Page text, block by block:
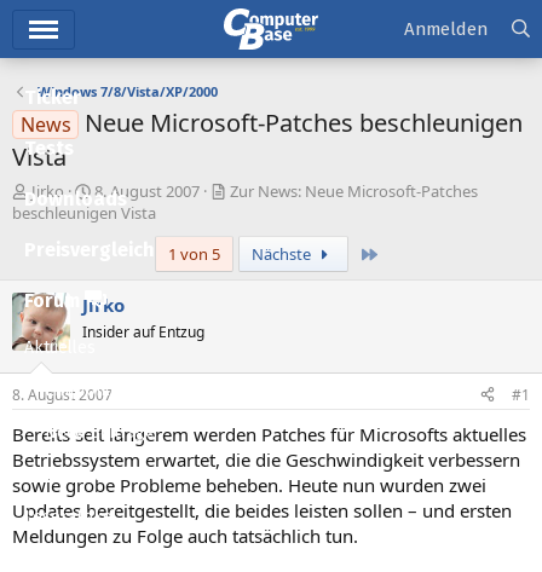
Ticker
Tests
Downloads
Forum
Aktuelles
Empfohlene Inhalte
Neue Beiträge
Neueste Aktivitäten
Leserartikel
Anmelden
Windows 7/8/Vista/XP/2000
News
Neue Microsoft-Patches beschleunigen
Vista
E
r
l
l
e
r
Jirko
E
r
t
m
8. August 2007
Zur News: Neue Microsoft-Patches
beschleunigen Vista
1 von 5
Nächste
Jirko
Insider auf Entzug
8. August 2007 #1
Bereits seit längerem werden Patches für Microsofts aktuelles
Betriebssystem erwartet, die die Geschwindigkeit verbessern
sowie grobe Probleme beheben. Heute nun wurden zwei
Updates bereitgestellt, die beides leisten sollen – und ersten
Meldungen zu Folge auch tatsächlich tun.